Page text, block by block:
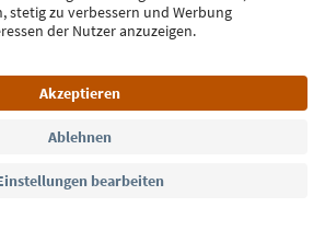
Jetzt anmelden